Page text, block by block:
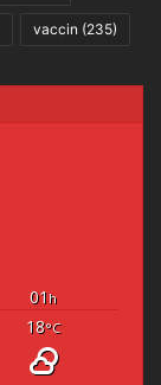
vaccin (235)
01 h
18°C